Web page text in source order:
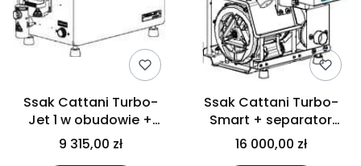
Ssak Cattani Turbo-
Jet 1 w obudowie +
separator
amalgamatu
9 315,00 zł
Ssak Cattani Turbo-
Smart + separator
amalgamatu ISO18
16 000,00 zł